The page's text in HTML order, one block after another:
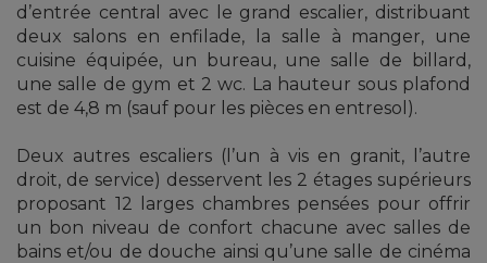
d’entrée central avec le grand escalier, distribuant
deux salons en enfilade, la salle à manger, une
cuisine équipée, un bureau, une salle de billard,
une salle de gym et 2 wc. La hauteur sous plafond
est de 4,8 m (sauf pour les pièces en entresol).
Deux autres escaliers (l’un à vis en granit, l’autre
droit, de service) desservent les 2 étages supérieurs
proposant 12 larges chambres pensées pour offrir
un bon niveau de confort chacune avec salles de
bains et/ou de douche ainsi qu’une salle de cinéma